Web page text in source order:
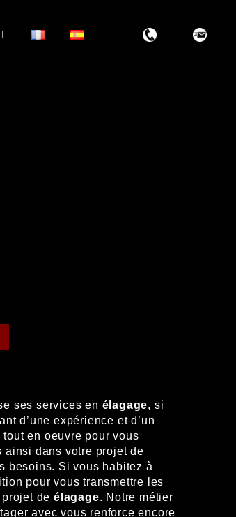
ses services en élagage, si
d’une expérience et d’un
en oeuvre pour vous
ainsi dans votre projet de
besoins. Si vous habitez à
pour vous transmettre les
de élagage. Notre métier
avec vous renforce encore